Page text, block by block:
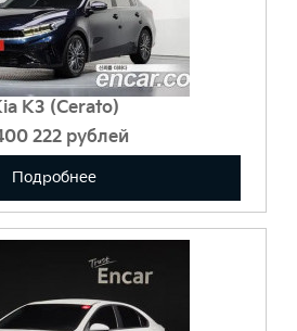
K3 (Cerato)
222
Подробнее